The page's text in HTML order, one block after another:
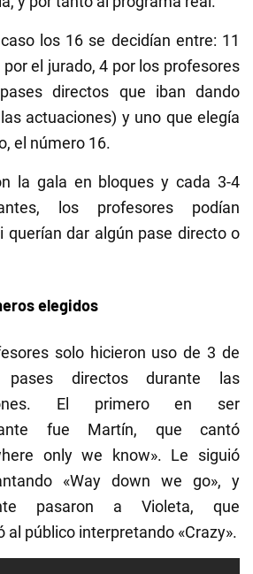
los 16 se decidían entre: 11
el jurado, 4 por los profesores
directos que iban dando
actuaciones) y uno que elegía
el número 16.
la gala en bloques y cada 3-4
los profesores podían
querían dar algún pase directo o
elegidos
solo hicieron uso de 3 de
directos durante las
El primero en ser
fue Martín, que cantó
only we know». Le siguió
«Way down we go», y
pasaron a Violeta, que
al público interpretando «Crazy».